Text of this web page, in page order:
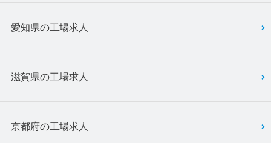
愛知県の工場求人
滋賀県の工場求人
京都府の工場求人